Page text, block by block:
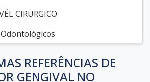
CIRURGICO
REFERÊNCIAS DE
GENGIVAL NO